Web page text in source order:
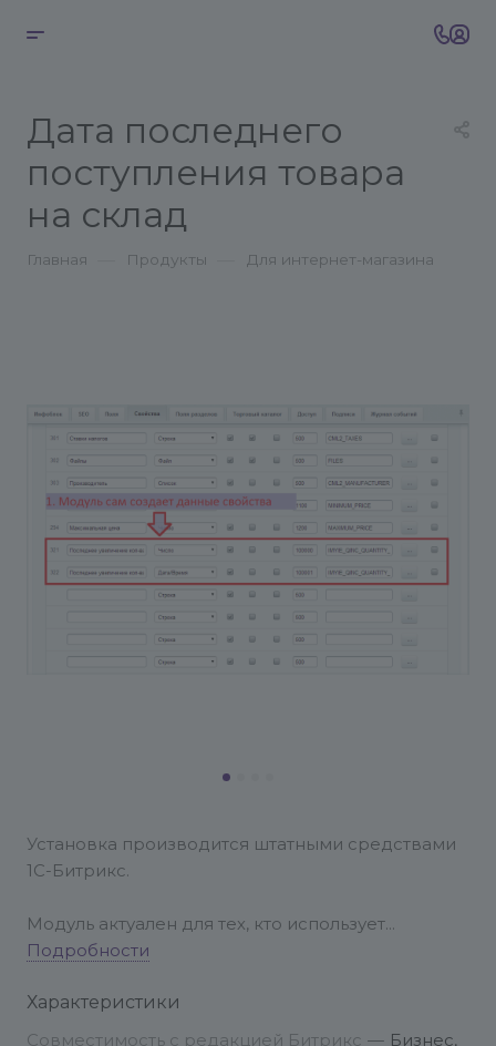
Дата последнего
поступления товара
на склад
Главная Продукты Для интернет-магазина
Установка производится штатными средствами
1С-Битрикс.
Модуль актуален для тех, кто использует
количество товара в 1С-Битрикс или использует
количественный учет (или складской).
Подробности
Характеристики
Совместимость с редакцией Битрикс — Бизнес,